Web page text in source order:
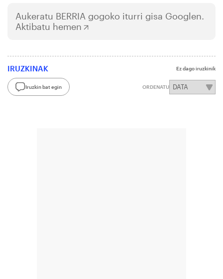
Aukeratu BERRIA gogoko iturri gisa Googlen.
Aktibatu hemen
IRUZKINAK Ez dago iruzkinik
Iruzkin bat egin ORDENATU